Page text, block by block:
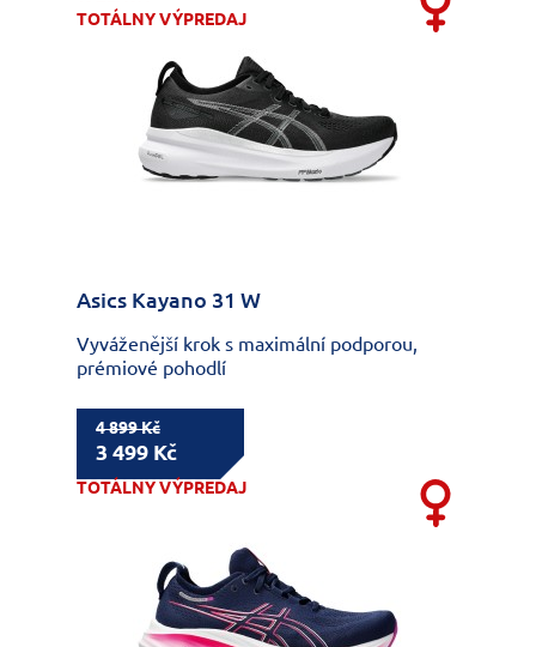
TOTÁLNY VÝPREDAJ
Asics Kayano 31 W
Vyváženější krok s maximální podporou,
prémiové pohodlí
4 899 Kč
3 499 Kč
TOTÁLNY VÝPREDAJ